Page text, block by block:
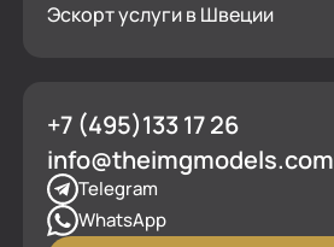
Эскорт услуги в Швеции
+7 (495)133 17 26
info@theimgmodels.com
Telegram
WhatsApp